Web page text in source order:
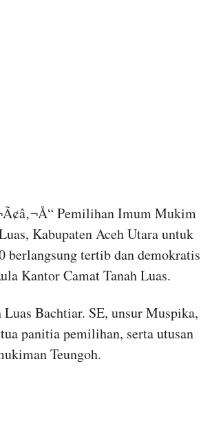
Pemilihan Imum Mukim
Kabupaten Aceh Utara untuk
berlangsung tertib dan demokratis
Kantor Camat Tanah Luas.
Bachtiar. SE, unsur Muspika,
panitia pemilihan, serta utusan
Teungoh.